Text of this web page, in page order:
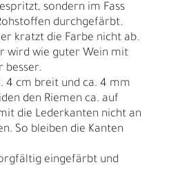
sondern im Fass
durchgefärbt.
kratzt die Farbe nicht ab.
wird wie guter Wein mit
besser.
4 cm breit und ca. 4 mm
den Riemen ca. auf
die Lederkanten nicht an
So bleiben die Kanten
eingefärbt und